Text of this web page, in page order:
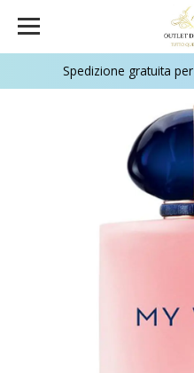
Spedizione gratuita